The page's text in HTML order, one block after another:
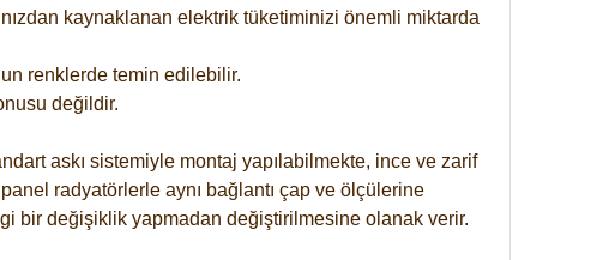
kaynaklanan elektrik tüketiminizi önemli miktarda
renklerde temin edilebilir.
değildir.
askı sistemiyle montaj yapılabilmekte, ince ve zarif
radyatörlerle aynı bağlantı çap ve ölçülerine
bir değişiklik yapmadan değiştirilmesine olanak verir.